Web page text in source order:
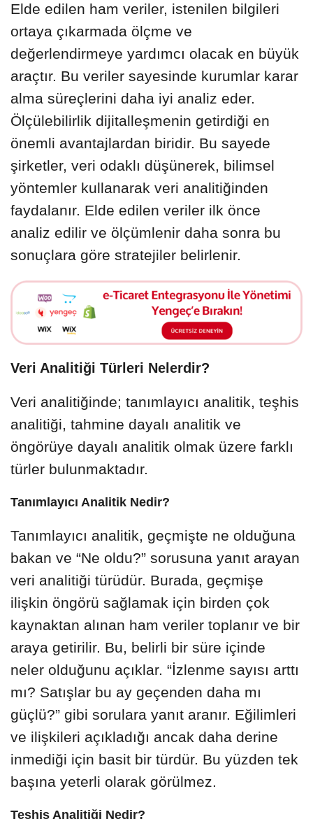
Elde edilen ham veriler, istenilen bilgileri
ortaya çıkarmada ölçme ve
değerlendirmeye yardımcı olacak en büyük
araçtır. Bu veriler sayesinde kurumlar karar
alma süreçlerini daha iyi analiz eder.
Ölçülebilirlik dijitalleşmenin getirdiği en
önemli avantajlardan biridir. Bu sayede
şirketler, veri odaklı düşünerek, bilimsel
yöntemler kullanarak veri analitiğinden
faydalanır. Elde edilen veriler ilk önce
analiz edilir ve ölçümlenir daha sonra bu
sonuçlara göre stratejiler belirlenir.
Veri Analitiği Türleri Nelerdir?
Veri analitiğinde; tanımlayıcı analitik, teşhis
analitiği, tahmine dayalı analitik ve
öngörüye dayalı analitik olmak üzere farklı
türler bulunmaktadır.
Tanımlayıcı Analitik Nedir?
Tanımlayıcı analitik, geçmişte ne olduğuna
bakan ve “Ne oldu?” sorusuna yanıt arayan
veri analitiği türüdür. Burada, geçmişe
ilişkin öngörü sağlamak için birden çok
kaynaktan alınan ham veriler toplanır ve bir
araya getirilir. Bu, belirli bir süre içinde
neler olduğunu açıklar. “İzlenme sayısı arttı
mı? Satışlar bu ay geçenden daha mı
güçlü?” gibi sorulara yanıt aranır. Eğilimleri
ve ilişkileri açıkladığı ancak daha derine
inmediği için basit bir türdür. Bu yüzden tek
başına yeterli olarak görülmez.
Teşhis Analitiği Nedir?